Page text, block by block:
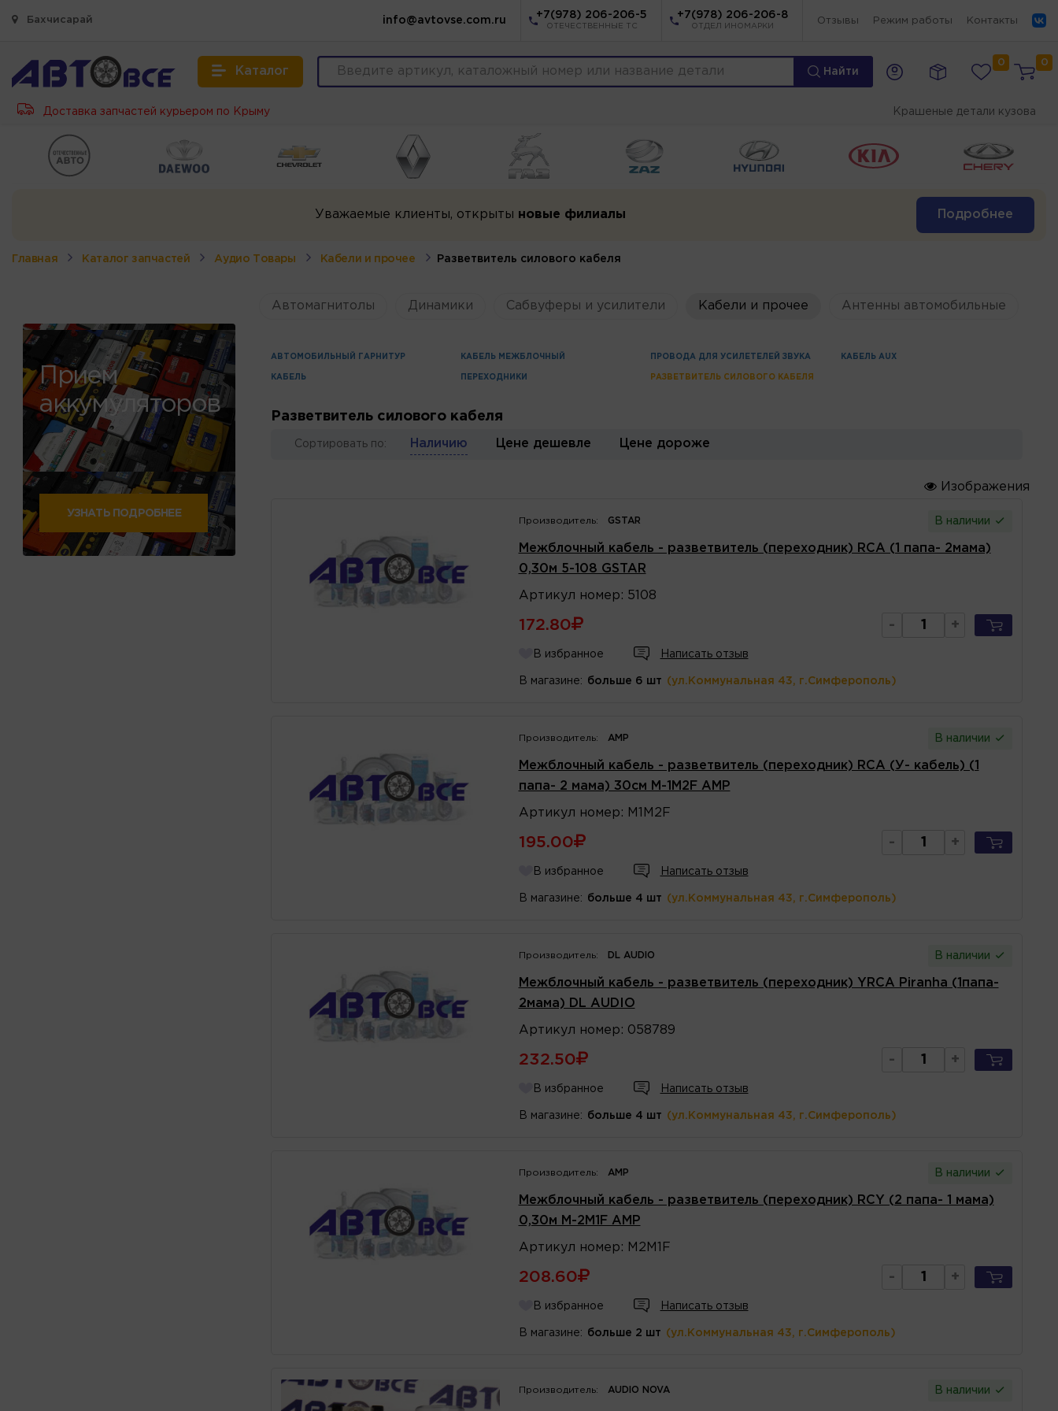
Бахчисарай info@avtovse.com.ru
+7(978) 206-206-5
ОТЕЧЕСТВЕННЫЕ ТС
+7(978) 206-206-8
ОТДЕЛ ИНОМАРКИ
Отзывы Режим работы Контакты
Каталог Найти
0 0
Доставка запчастей курьером по Крыму Крашеные детали кузова
Уважаемые клиенты, открыты новые филиалы Подробнее
Главная Каталог запчастей Аудио Товары Кабели и прочее Разветвитель cилового кабеля
Прием
аккумуляторов
УЗНАТЬ ПОДРОБНЕЕ
Автомагнитолы Динамики Сабвуферы и усилители Кабели и прочее Антенны автомобильные
АВТОМОБИЛЬНЫЙ ГАРНИТУР
КАБЕЛЬ
КАБЕЛЬ МЕЖБЛОЧНЫЙ
ПЕРЕХОДНИКИ
ПРОВОДА ДЛЯ УСИЛЕТЕЛЕЙ ЗВУКА
РАЗВЕТВИТЕЛЬ CИЛОВОГО КАБЕЛЯ
КАБЕЛЬ AUX
Разветвитель cилового кабеля
Сортировать по: Наличию Цене дешевле Цене дороже
Изображения
Производитель: GSTAR В наличии
Межблочный кабель - разветвитель (переходник) RCA (1 папа- 2мама)
0,30м 5-108 GSTAR
Артикул номер : 5108
172.80 - +
В избранное Написать отзыв
В магазине: больше 6 шт (ул.Коммунальная 43, г.Симферополь)
Производитель: AMP В наличии
Межблочный кабель - разветвитель (переходник) RCA (У- кабель) (1
папа- 2 мама) 30см M-1M2F AMP
Артикул номер : M1M2F
195.00 - +
В избранное Написать отзыв
В магазине: больше 4 шт (ул.Коммунальная 43, г.Симферополь)
Производитель: DL AUDIO В наличии
Межблочный кабель - разветвитель (переходник) YRCA Piranha (1папа-
2мама) DL AUDIO
Артикул номер : 058789
232.50 - +
В избранное Написать отзыв
В магазине: больше 4 шт (ул.Коммунальная 43, г.Симферополь)
Производитель: AMP В наличии
Межблочный кабель - разветвитель (переходник) RCY (2 папа- 1 мама)
0,30м M-2M1F AMP
Артикул номер : M2M1F
208.60 - +
В избранное Написать отзыв
В магазине: больше 2 шт (ул.Коммунальная 43, г.Симферополь)
Производитель: AUDIO NOVA В наличии